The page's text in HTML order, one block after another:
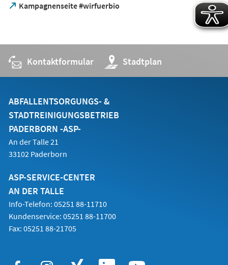
Kampagnenseite #wirfuerbio
(Öffnet
Tab)
Kontaktformular Stadtplan
(Öffnet
in
einem
Tab)
ABFALLENTSORGUNGS- &
STADTREINIGUNGSBETRIEB
PADERBORN -ASP-
An der Talle 21
33102 Paderborn
ASP-SERVICE-CENTER
AN DER TALLE
Info-Telefon: 05251 88-11710
Kundenservice: 05251 88-11700
Fax: 05251 88-21705